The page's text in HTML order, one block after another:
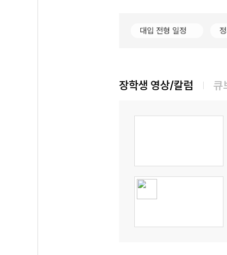
대입 전형 일정
장학생 영상/칼럼 큐